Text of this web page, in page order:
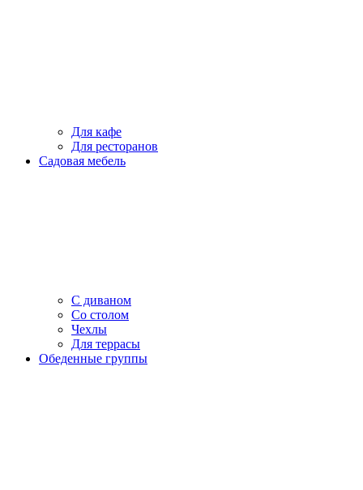
Для кафе
Для ресторанов
Садовая мебель
С диваном
Со столом
Чехлы
Для террасы
Обеденные группы